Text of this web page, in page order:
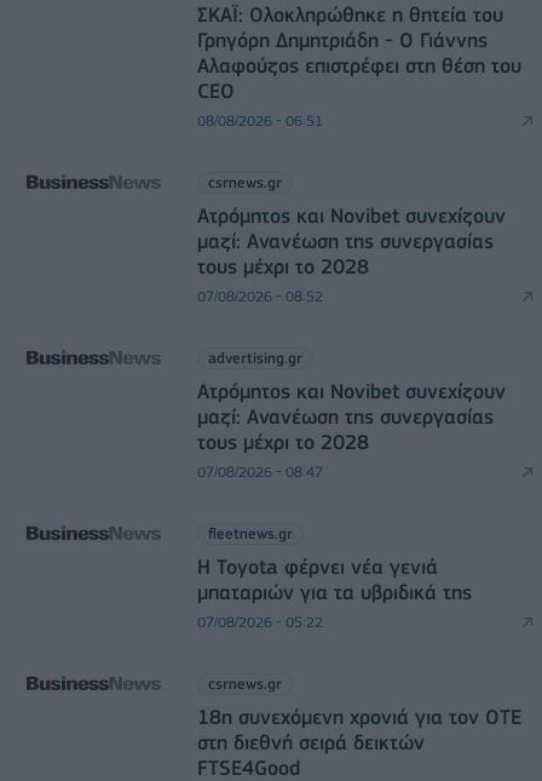
ΣΚΑΪ: Ολοκληρώθηκε η θητεία του
Γρηγόρη Δημητριάδη - Ο Γιάννης
Αλαφούζος επιστρέφει στη θέση του
CEO
08/08/2026 - 06:51
csrnews.gr
Ατρόμητος και Novibet συνεχίζουν
μαζί: Ανανέωση της συνεργασίας
τους μέχρι το 2028
07/08/2026 - 08:52
advertising.gr
Ατρόμητος και Novibet συνεχίζουν
μαζί: Ανανέωση της συνεργασίας
τους μέχρι το 2028
07/08/2026 - 08:47
fleetnews.gr
Η Toyota φέρνει νέα γενιά
μπαταριών για τα υβριδικά της
07/08/2026 - 05:22
csrnews.gr
18η συνεχόμενη χρονιά για τον ΟΤΕ
στη διεθνή σειρά δεικτών
FTSE4Good